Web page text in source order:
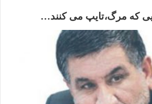
که مرگ،تایپ می کنند…